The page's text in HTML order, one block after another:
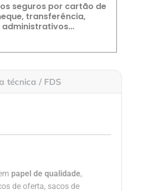
seguros por cartão de
transferência,
técnica / FDS
papel de qualidade,
de oferta, sacos de